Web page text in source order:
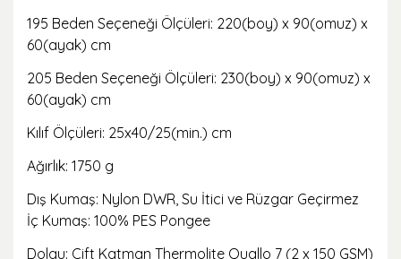
195 Beden Seçeneği Ölçüleri: 220(boy) x 90(omuz) x
60(ayak) cm
205 Beden Seçeneği Ölçüleri: 230(boy) x 90(omuz) x
60(ayak) cm
Kılıf Ölçüleri: 25x40/25(min.) cm
Ağırlık: 1750 g
Dış Kumaş: Nylon DWR, Su İtici ve Rüzgar Geçirmez
İç Kumaş: 100% PES Pongee
Dolgu: Çift Katman Thermolite Quallo 7 (2 x 150 GSM)